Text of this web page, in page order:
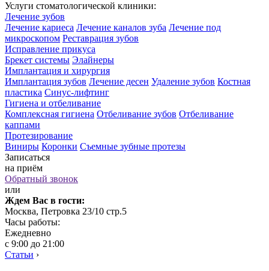
Услуги стоматологической клиники:
Лечение зубов
Лечение кариеса Лечение каналов зуба Лечение под
микроскопом Реставрация зубов
Исправление прикуса
Брекет системы Элайнеры
Имплантация и хирургия
Имплантация зубов Лечение десен Удаление зубов Костная
пластика Синус-лифтинг
Гигиена и отбеливание
Комплексная гигиена Отбеливание зубов Отбеливание
каппами
Протезирование
Виниры Коронки Съемные зубные протезы
Записаться
на приём
Обратный звонок
или
Ждем Вас в гости:
Москва, Петровка 23/10 стр.5
Часы работы:
Ежедневно
с 9:00 до 21:00
Статьи ›